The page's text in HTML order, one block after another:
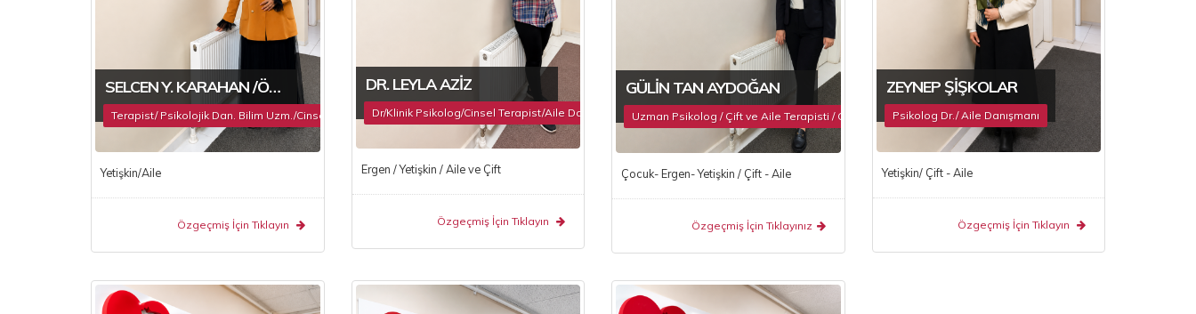
SELCEN Y. KARAHAN /ÖĞRETIM GÖREVLISI
Terapist/ Psikolojik Dan. Bilim Uzm./Cinsel Terapist
Yetişkin/Aile
Özgeçmiş İçin Tıklayın
DR. LEYLA AZIZ
Dr/Klinik Psikolog/Cinsel Terapist/Aile Danışmanı
Ergen / Yetişkin / Aile ve Çift
Özgeçmiş İçin Tıklayın
GÜLIN TAN AYDOĞAN
Uzman Psikolog / Çift ve Aile Terapisti / Oyun Terapisti
Çocuk- Ergen- Yetişkin / Çift - Aile
Özgeçmiş İçin Tıklayınız
ZEYNEP ŞIŞKOLAR
Psikolog Dr./ Aile Danışmanı
Yetişkin/ Çift - Aile
Özgeçmiş İçin Tıklayın